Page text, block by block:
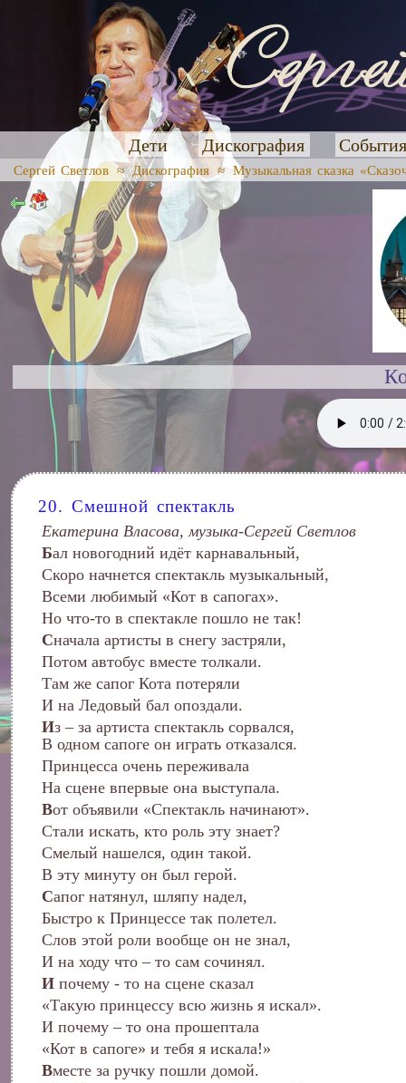
Дети Дискография
Сергей Светлов ≈Дискография ≈ Музыкальная сказка
20. Смешной спектакль
Екатерина Власова, музыка-Сергей Светлов
Бал новогодний идёт карнавальный,
Скоро начнется спектакль музыкальный,
Всеми любимый «Кот в сапогах».
Но что-то в спектакле пошло не так!
Сначала артисты в снегу застряли,
Потом автобус вместе толкали.
Там же сапог Кота потеряли
И на Ледовый бал опоздали.
Из – за артиста спектакль сорвался,
В одном сапоге он играть отказался.
Принцесса очень переживала
На сцене впервые она выступала.
Вот объявили «Спектакль начинают».
Стали искать, кто роль эту знает?
Смелый нашелся, один такой.
В эту минуту он был герой.
Сапог натянул, шляпу надел,
Быстро к Принцессе так полетел.
Слов этой роли вообще он не знал,
И на ходу что – то сам сочинял.
И почему ‑ то на сцене сказал
«Такую принцессу всю жизнь я искал».
И почему – то она прошептала
«Кот в сапоге» и тебя я искала!»
Вместе за ручку пошли домой.